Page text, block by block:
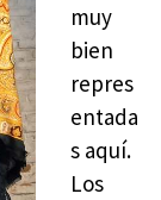
muy
bien
repres
entada
s aquí.
Los